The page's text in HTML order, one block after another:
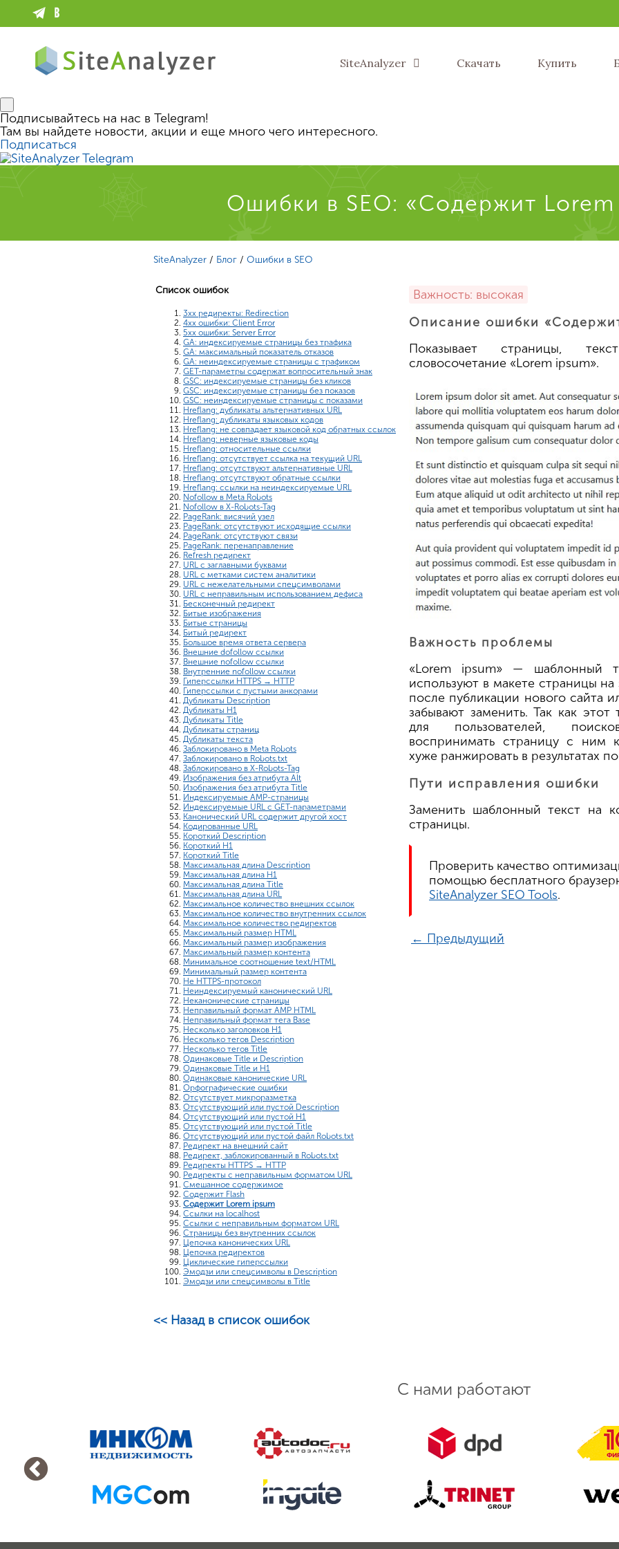
SiteAnalyzer Скачать Купить
Подписывайтесь на нас в Telegram!
Там вы найдете новости, акции и еще много чего интересного.
Подписаться
Ошибки в SEO: «Содержит Lorem
SiteAnalyzer / Блог / Ошибки в SEO
Список ошибок
3xx редиректы: Redirection
4xx ошибки: Client Error
5xx ошибки: Server Error
GA: индексируемые страницы без трафика
GA: максимальный показатель отказов
GA: неиндексируемые страницы с трафиком
GET-параметры содержат вопросительный знак
GSC: индексируемые страницы без кликов
GSC: индексируемые страницы без показов
GSC: неиндексируемые страницы с показами
Hreflang: дубликаты альтернативных URL
Hreflang: дубликаты языковых кодов
Hreflang: не совпадает языковой код обратных ссылок
Hreflang: неверные языковые коды
Hreflang: относительные ссылки
Hreflang: отсутствует ссылка на текущий URL
Hreflang: отсутствуют альтернативные URL
Hreflang: отсутствуют обратные ссылки
Hreflang: ссылки на неиндексируемые URL
Nofollow в Meta Robots
Nofollow в X-Robots-Tag
PageRank: висячий узел
PageRank: отсутствуют исходящие ссылки
PageRank: отсутствуют связи
PageRank: перенаправление
Refresh редирект
URL с заглавными буквами
URL с метками систем аналитики
URL с нежелательными спецсимволами
URL с неправильным использованием дефиса
Бесконечный редирект
Битые изображения
Битые страницы
Битый редирект
Большое время ответа сервера
Внешние dofollow ссылки
Внешние nofollow ссылки
Внутренние nofollow ссылки
Гиперссылки HTTPS → HTTP
Гиперссылки с пустыми анкорами
Дубликаты Description
Дубликаты H1
Дубликаты Title
Дубликаты страниц
Дубликаты текста
Заблокировано в Meta Robots
Заблокировано в Robots.txt
Заблокировано в X-Robots-Tag
Изображения без атрибута Alt
Изображения без атрибута Title
Индексируемые AMP-страницы
Индексируемые URL с GET-параметрами
Канонический URL содержит другой хост
Кодированные URL
Короткий Description
Короткий H1
Короткий Title
Максимальная длина Description
Максимальная длина H1
Максимальная длина Title
Максимальная длина URL
Максимальное количество внешних ссылок
Максимальное количество внутренних ссылок
Максимальное количество редиректов
Максимальный размер HTML
Максимальный размер изображения
Максимальный размер контента
Минимальное соотношение text/HTML
Минимальный размер контента
Не HTTPS-протокол
Неиндексируемый канонический URL
Неканонические страницы
Неправильный формат AMP HTML
Неправильный формат тега Base
Несколько заголовков H1
Несколько тегов Description
Несколько тегов Title
Одинаковые Title и Description
Одинаковые Title и H1
Одинаковые канонические URL
Орфографические ошибки
Отсутствует микроразметка
Отсутствующий или пустой Description
Отсутствующий или пустой H1
Отсутствующий или пустой Title
Отсутствующий или пустой файл Robots.txt
Редирект на внешний сайт
Редирект, заблокированный в Robots.txt
Редиректы HTTPS → HTTP
Редиректы с неправильным форматом URL
Смешанное содержимое
Содержит Flash
Содержит Lorem ipsum
Ссылки на localhost
Ссылки с неправильным форматом URL
Страницы без внутренних ссылок
Цепочка канонических URL
Цепочка редиректов
Циклические гиперссылки
Эмодзи или спецсимволы в Description
Эмодзи или спецсимволы в Title
Важность: высокая
Описание ошибки
Показывает страницы,
словосочетание «Lorem ipsum».
Важность проблемы
«Lorem ipsum» — шаблонный
используют в макете страницы на
после публикации нового сайта
забывают заменить. Так как
для пользователей,
воспринимать страницу с ним
хуже ранжировать в результатах
Пути исправления ошибки
Заменить шаблонный текст на
страницы.
Проверить качество
помощью бесплатного
SiteAnalyzer SEO Tools.
← Предыдущий
<< Назад в список ошибок
С нами работают